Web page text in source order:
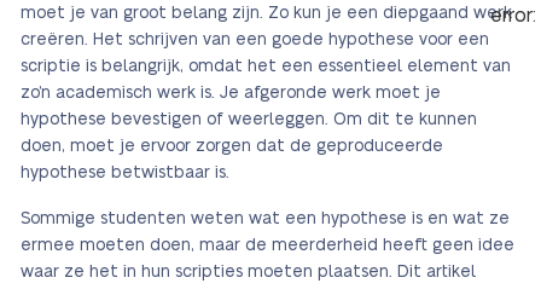
error:
moet je van groot belang zijn. Zo kun je een diepgaand werk
creëren. Het schrijven van een goede hypothese voor een
scriptie is belangrijk, omdat het een essentieel element van
zo’n academisch werk is. Je afgeronde werk moet je
hypothese bevestigen of weerleggen. Om dit te kunnen
doen, moet je ervoor zorgen dat de geproduceerde
hypothese betwistbaar is.
Sommige studenten weten wat een hypothese is en wat ze
ermee moeten doen, maar de meerderheid heeft geen idee
waar ze het in hun scripties moeten plaatsen. Dit artikel